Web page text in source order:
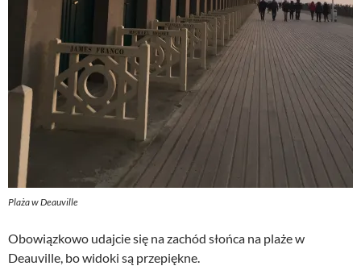
Plaża w Deauville
Obowiązkowo udajcie się na zachód słońca na plaże w
Deauville, bo widoki są przepiękne.